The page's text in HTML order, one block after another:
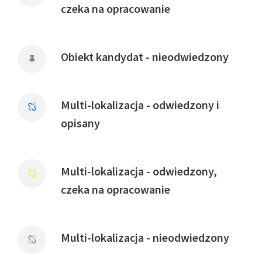
czeka na opracowanie
Obiekt kandydat - nieodwiedzony
Multi-lokalizacja - odwiedzony i
opisany
Multi-lokalizacja - odwiedzony,
czeka na opracowanie
Multi-lokalizacja - nieodwiedzony